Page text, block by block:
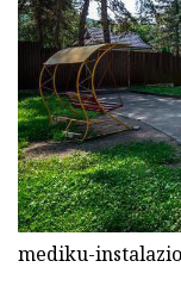
mediku-